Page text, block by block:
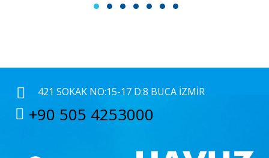
1 2 3 4 5 6 7
421 SOKAK NO:15-17 D:8 BUCA İZMIR
+90 505 4253000